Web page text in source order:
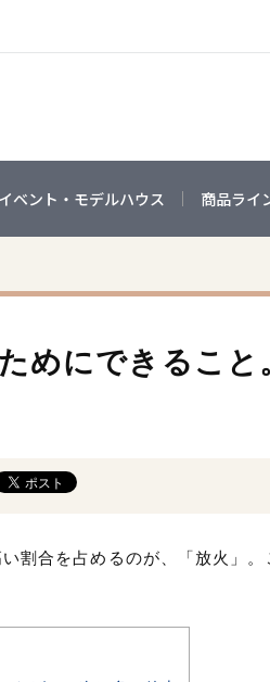
イベント・モデルハウス 商品ライ
めにできること
割合を占めるのが、「放火」